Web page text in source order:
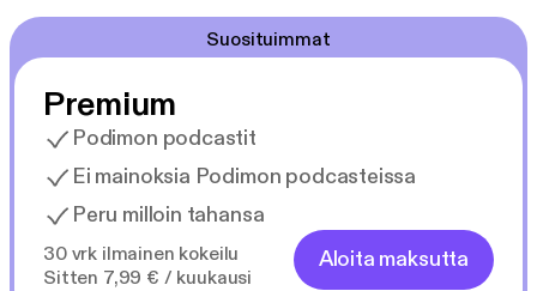
Suosituimmat
Premium
Podimon podcastit
Ei mainoksia Podimon podcasteissa
Peru milloin tahansa
30 vrk ilmainen kokeilu
Sitten 7,99 € / kuukausi
Aloita maksutta